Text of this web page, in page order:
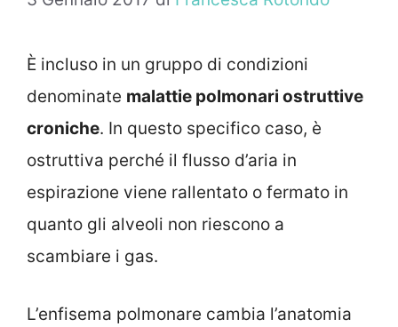
È incluso in un gruppo di condizioni
denominate malattie polmonari ostruttive
croniche. In questo specifico caso, è
ostruttiva perché il flusso d’aria in
espirazione viene rallentato o fermato in
quanto gli alveoli non riescono a
scambiare i gas.
L’enfisema polmonare cambia l’anatomia